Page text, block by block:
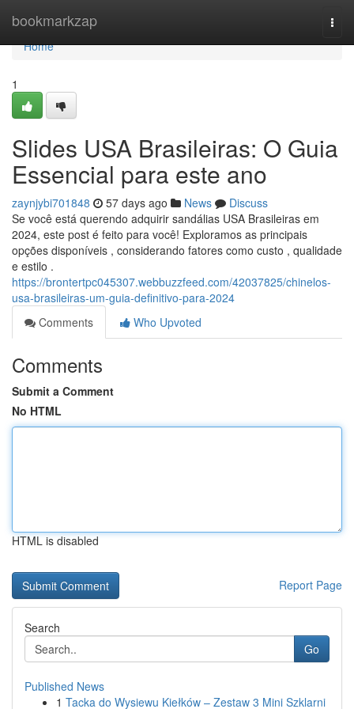
bookmarkzap
Home
Home
1
Slides USA Brasileiras: O Guia
Essencial para este ano
zaynjybi701848 57 days ago News
Discuss
Se você está querendo adquirir sandálias USA Brasileiras em
2024, este post é feito para você! Exploramos as principais
opções disponíveis , considerando fatores como custo , qualidade
e estilo .
https://brontertpc045307.webbuzzfeed.com/42037825/chinelos-
usa-brasileiras-um-guia-definitivo-para-2024
Comments
Who Upvoted
Comments
Submit a Comment
No HTML
HTML is disabled
Report Page
Search
Go
Published News
1 Tacka do Wysiewu Kiełków – Zestaw 3 Mini Szklarni